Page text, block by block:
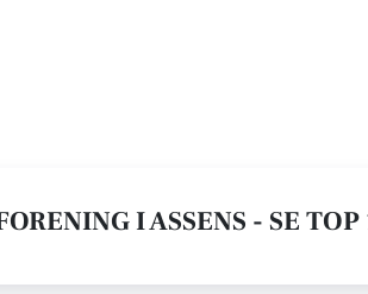
I ASSENS - SE